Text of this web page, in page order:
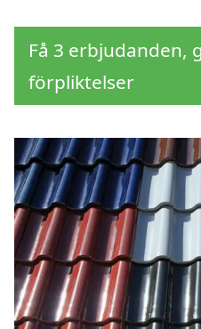
Få 3 erbjudanden,
förpliktelser